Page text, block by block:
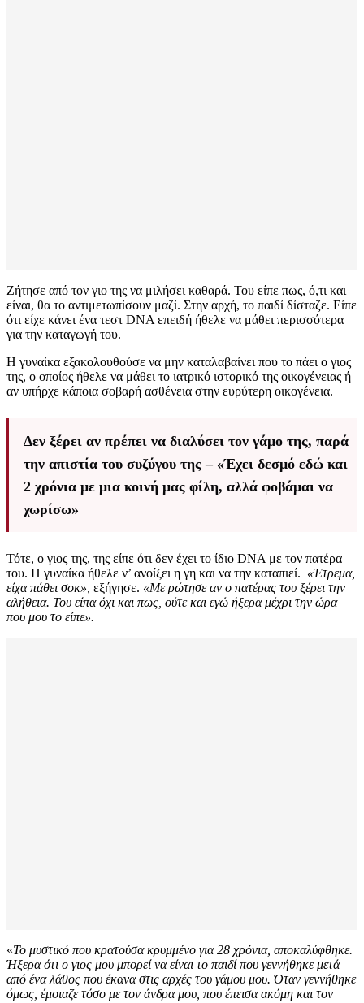
Ζήτησε από τον γιο της να μιλήσει καθαρά. Του είπε πως, ό,τι και
είναι, θα το αντιμετωπίσουν μαζί. Στην αρχή, το παιδί δίσταζε. Είπε
ότι είχε κάνει ένα τεστ DNA επειδή ήθελε να μάθει περισσότερα
για την καταγωγή του.
Η γυναίκα εξακολουθούσε να μην καταλαβαίνει που το πάει ο γιος
της, ο οποίος ήθελε να μάθει το ιατρικό ιστορικό της οικογένειας ή
αν υπήρχε κάποια σοβαρή ασθένεια στην ευρύτερη οικογένεια.
Δεν ξέρει αν πρέπει να διαλύσει τον γάμο της, παρά
την απιστία του συζύγου της – «Έχει δεσμό εδώ και
2 χρόνια με μια κοινή μας φίλη, αλλά φοβάμαι να
χωρίσω»
Τότε, ο γιος της, της είπε ότι δεν έχει το ίδιο DNA με τον πατέρα
του. Η γυναίκα ήθελε ν’ ανοίξει η γη και να την καταπιεί. «Έτρεμα,
είχα πάθει σοκ», εξήγησε. «Με ρώτησε αν ο πατέρας του ξέρει την
αλήθεια. Του είπα όχι και πως, ούτε και εγώ ήξερα μέχρι την ώρα
που μου το είπε».
«Το μυστικό που κρατούσα κρυμμένο για 28 χρόνια, αποκαλύφθηκε.
Ήξερα ότι ο γιος μου μπορεί να είναι το παιδί που γεννήθηκε μετά
από ένα λάθος που έκανα στις αρχές του γάμου μου. Όταν γεννήθηκε
όμως, έμοιαζε τόσο με τον άνδρα μου, που έπεισα ακόμη και τον